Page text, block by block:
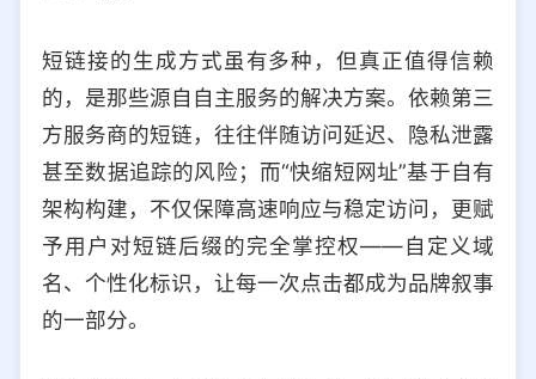
短链接的生成方式虽有多种，但真正值得信赖
的，是那些源自自主服务的解决方案。依赖第三
方服务商的短链，往往伴随访问延迟、隐私泄露
甚至数据追踪的风险；而“快缩短网址”基于自有
架构构建，不仅保障高速响应与稳定访问，更赋
予用户对短链后缀的完全掌控权——自定义域
名、个性化标识，让每一次点击都成为品牌叙事
的一部分。